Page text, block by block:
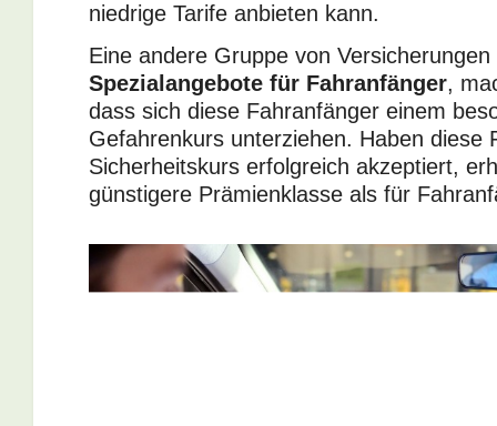
niedrige Tarife anbieten kann.
Eine andere Gruppe von
Spezialangebote für Fahranfänger,
dass sich diese Fahranfänger einem
Gefahrenkurs unterziehen. Haben diese
Sicherheitskurs erfolgreich akzeptiert,
günstigere Prämienklasse als für